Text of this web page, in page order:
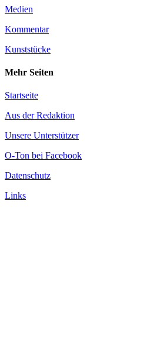
Medien
Kommentar
Kunststücke
Mehr Seiten
Startseite
Aus der Redaktion
Unsere Unterstützer
O-Ton bei Facebook
Datenschutz
Links